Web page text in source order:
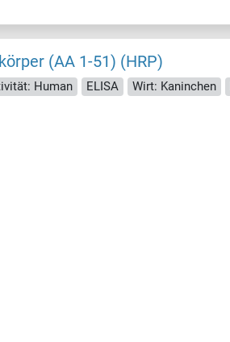
(AA 1-51) (HRP)
Human ELISA Wirt: Kaninchen